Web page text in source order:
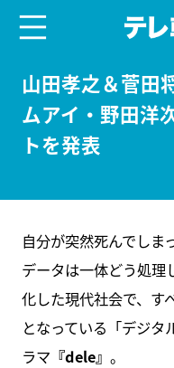
山田孝之＆菅田
ムアイ・野田洋
トを発表
自分が突然死んでしま
データは一体どう処
化した現代社会で、す
となっている「デジタ
ラマ 『dele』 。